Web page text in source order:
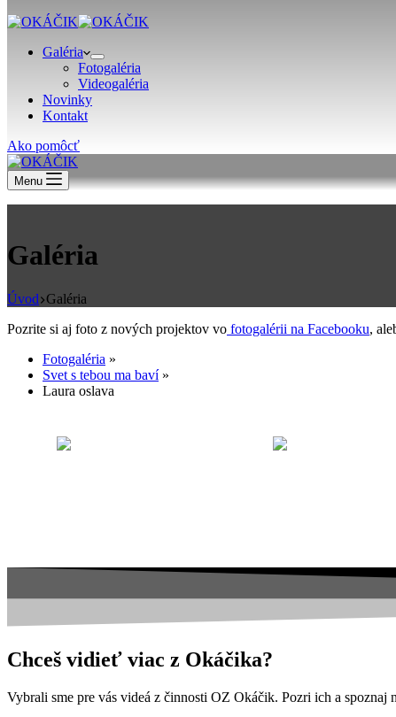
Galéria
Fotogaléria
Videogaléria
Novinky
Kontakt
Ako pomôcť
Menu
Galéria
Úvod Galéria
Pozrite si aj foto z nových projektov vo fotogalérii na Facebooku,
Fotogaléria »
Svet s tebou ma baví »
Laura oslava
Chceš vidieť viac z Okáčika?
Vybrali sme pre vás videá z činnosti OZ Okáčik. Pozri ich a spoznaj